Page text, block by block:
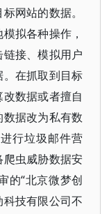
网站的数据。
拟各种操作，
接、模拟用户
在抓取到目标
数据或者擅自
据改为私有数
行垃圾邮件营
虫威胁数据安
的“北京微梦创
技有限公司不